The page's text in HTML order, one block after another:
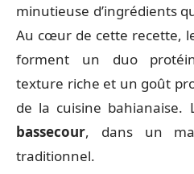
minutieuse d’ingrédients
Au cœur de cette recette,
forment un duo
texture riche et un goût
de la cuisine bahianaise.
bassecour, dans un
traditionnel.